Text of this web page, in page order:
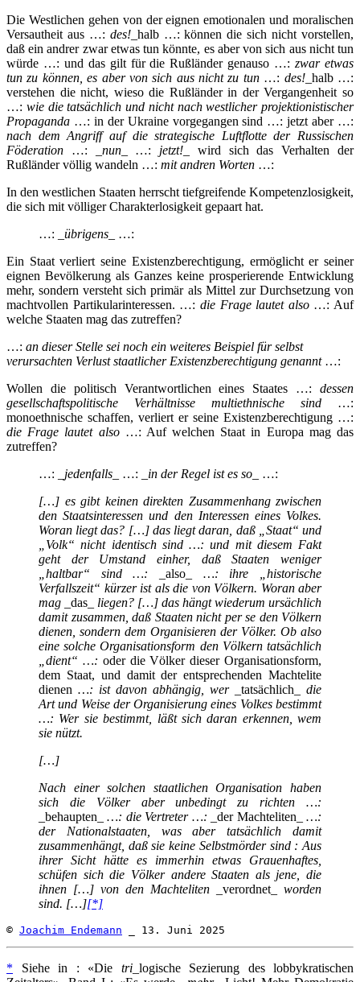
Die Westlichen gehen von der eignen emotionalen und moralischen
Versautheit aus …: des!_halb …: können die sich nicht vorstellen,
daß ein andrer zwar etwas tun könnte, es aber von sich aus nicht tun
würde …: und das gilt für die Rußländer genauso …:zwar etwas
tun zu können, es aber von sich aus nicht zu tun…: des!_halb …:
verstehen die nicht, wieso die Rußländer in der Vergangenheit so
…: wie die tatsächlich und nicht nach westlicher projektionistischer
Propaganda …: in der Ukraine vorgegangen sind …: jetzt aber …:
nach dem Angriff auf die strategische Luftflotte der Russischen
Föderation …: _ nun_ …: jetzt! _ wird sich das Verhalten der
Rußländer völlig wandeln …: mit andren Worten …:
In den westlichen Staaten herrscht tiefgreifende Kompetenzlosigkeit,
die sich mit völliger Charakterlosigkeit gepaart hat.
…: _ übrigens _ …:
Ein Staat verliert seine Existenzberechtigung, ermöglicht er seiner
eignen Bevölkerung als Ganzes keine prosperierende Entwicklung
mehr, sondern versteht sich primär als Mittel zur Durchsetzung von
machtvollen Partikularinteressen. …: die Frage lautet also…: Auf
welche Staaten mag das zutreffen?
…: an dieser Stelle sei noch ein weiteres Beispiel für selbst
verursachten Verlust staatlicher Existenzberechtigung genannt…:
Wollen die politisch Verantwortlichen eines Staates …: dessen
gesellschaftspolitische Verhältnisse multiethnische sind …:
monoethnische schaffen, verliert er seine Existenzberechtigung …:
die Frage lautet also…: Auf welchen Staat in Europa mag das
zutreffen?
…: _ jedenfalls _ …: _ in der Regel ist es so _ …:
[…] es gibt keinen direkten Zusammenhang zwischen
den Staatsinteressen und den Interessen eines Volkes.
Woran liegt das? […] das liegt daran, daß „Staat“ und
„Volk“ nicht identisch sind …: und mit diesem Fakt
geht der Umstand einher, daß Staaten weniger
„haltbar“ sind …: _also_ …: ihre „historische
Verfallszeit“ kürzer ist als die von Völkern. Woran aber
mag _das_ liegen? […] das hängt wiederum ursächlich
damit zusammen, daß Staaten nicht per se den Völkern
dienen, sondern dem Organisieren der Völker. Ob also
eine solche Organisationsform den Völkern tatsächlich
„dient“ …: oder die Völker dieser Organisationsform,
dem Staat, und damit der entsprechenden Machtelite
dienen …: ist davon abhängig, wer _tatsächlich_ die
Art und Weise der Organisierung eines Volkes bestimmt
…: Wer sie bestimmt, läßt sich daran erkennen, wem
sie nützt.
[…]
Nach einer solchen staatlichen Organisation haben
sich die Völker aber unbedingt zu richten …:
_behaupten_
…: die Vertreter …: _der Machteliten_…:
der Nationalstaaten, was aber tatsächlich damit
zusammenhängt, daß sie keine Selbstmörder sind : Aus
ihrer Sicht hätte es immerhin etwas Grauenhaftes,
schüfen sich die Völker andere Staaten als jene, die
ihnen […] von den Machteliten _verordnet_ worden
sind. […][*]
© Joachim Endemann _ 13. Juni 2025
* Siehe in : «Die tri_logische Sezierung des lobbykratischen